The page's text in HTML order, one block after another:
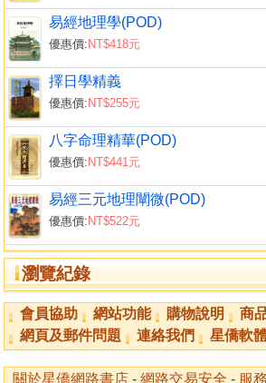
易經地理學(POD)
優惠價: NT$418元
擇日學精義
優惠價: NT$255元
八字命理精華(POD)
優惠價: NT$441元
易經三元地理闡微(POD)
優惠價: NT$522元
瀏覽紀錄
天風姤
澤地萃
地風升
澤水困
水風井
澤火革
火風鼎
震為雷
艮為山
風山漸
雷澤歸妹
雷火豐
火山旅
巽為風
兌為澤
風水渙
會員協助 網站功能 購物說明 商
網頁及郵件問題
連絡我們 星僑軟
關於星僑網路書店 - 網路交易安全 - 服